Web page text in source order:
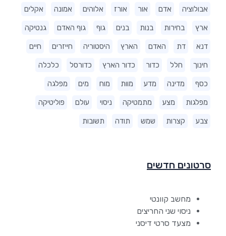
אבולוציה אדם אור אורז אלוהים אמונה אקלים
ארץ בחירות בנות בנים גוף גוף האדם גנטיקה
דנא דת האדם הארץ היסטוריה חייזרים חיים
חינוך חלל כדור כדור הארץ כדורסל כלכלה
כסף מדינה מדע מוות מוח מים מפלגה
מפלגות מצע מתמטיקה ניסוי עולם פוליטיקה
צבע קצרות שמש תודה תשובות
סרטונים חדשים
מחשב קוונטי
ניסוי שני החריצים
מצעד סרטי דיסני